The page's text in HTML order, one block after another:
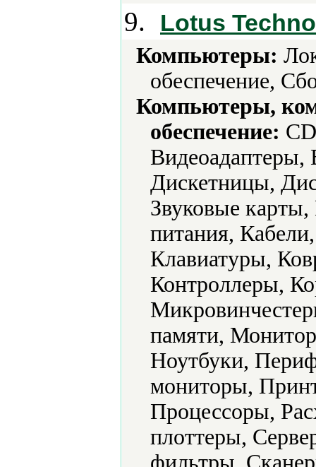
9. Lotus
Компьютеры:
обеспечение,
Компьютеры,
обеспечение:
Дискетницы,
Звуковые
питания,
Клавиатуры,
Контроллеры,
памяти,
Ноутбуки,
мониторы,
Процессоры,
плоттеры,